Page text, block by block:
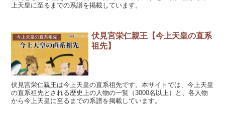
上天皇に至るまでの系譜を掲載しています。
今上天皇の直系祖先
伏見宮栄仁親王【今上天皇の直系
祖先】
伏見宮栄仁親王は今上天皇の直系祖先です。本サイトでは、今上天皇
の直系祖先とされる歴史上の人物の一覧（3000名以上）と、各人物
から今上天皇に至るまでの系譜を掲載しています。